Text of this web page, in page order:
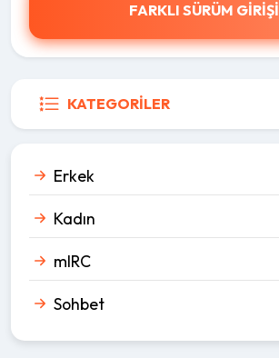
FARKLI SÜRÜM GİRİŞİ
KATEGORILER
Erkek
Kadın
mIRC
Sohbet